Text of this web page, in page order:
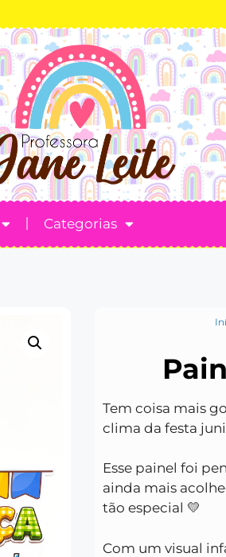
Categorias
Tem coisa mais
clima da festa
Esse painel foi
ainda mais
tão especial 💛
Com um visual